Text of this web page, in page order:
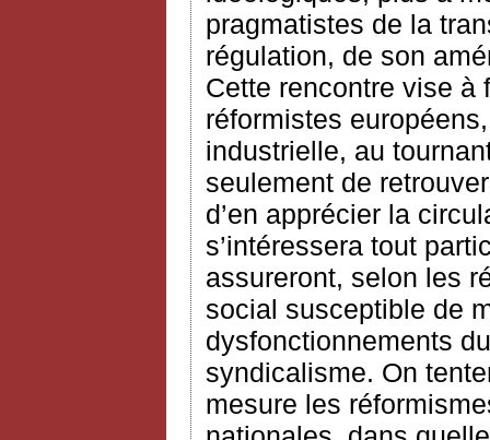
pragmatistes de la
régulation, de son
Cette rencontre vise à
réformistes
industrielle, au
seulement de
d’en apprécier la
s’intéressera tout
assureront, selon les
social susceptible de
dysfonctionnements
syndicalisme. On
mesure les